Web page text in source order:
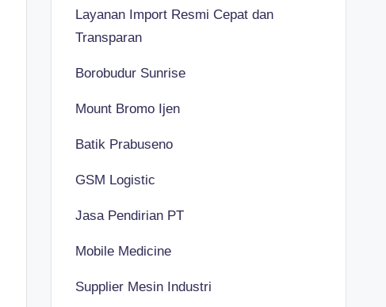
Layanan Import Resmi Cepat dan
Transparan
Borobudur Sunrise
Mount Bromo Ijen
Batik Prabuseno
GSM Logistic
Jasa Pendirian PT
Mobile Medicine
Supplier Mesin Industri